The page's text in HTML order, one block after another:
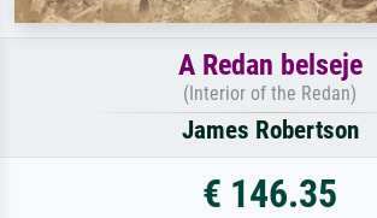
A Redan belseje
(Interior of the Redan)
James Robertson
€ 146.35